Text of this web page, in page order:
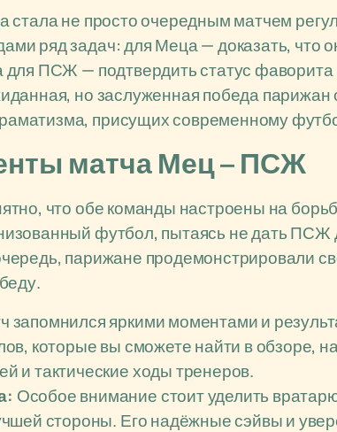
стала не просто очередным матчем
ряд задач: для Меца — доказать, что
для ПСЖ — подтвердить статус фаворита
но заслуженная победа парижан
присущих современному
матча Мец – ПСЖ
что обе команды настроены на
футбол, пытаясь не дать
парижане продемонстрировали
запомнился яркими моментами и
которые вы сможете найти в обзоре,
и тактические ходы тренеров.
Особое внимание стоит уделить
стороны. Его надёжные сэйвы и